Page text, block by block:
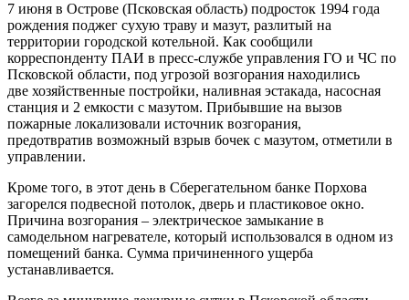
7 июня в Острове (Псковская область) подросток 1994 года
рождения поджег сухую траву и мазут, разлитый на
территории городской котельной. Как сообщили
корреспонденту ПАИ в пресс-службе управления ГО и ЧС по
Псковской области, под угрозой возгорания находились
две хозяйственные постройки, наливная эстакада, насосная
станция и 2 емкости с мазутом. Прибывшие на вызов
пожарные локализовали источник возгорания,
предотвратив возможный взрыв бочек с мазутом, отметили в
управлении.
Кроме того, в этот день в Сберегательном банке Порхова
загорелся подвесной потолок, дверь и пластиковое окно.
Причина возгорания – электрическое замыкание в
самодельном нагревателе, который использовался в одном из
помещений банка. Сумма причиненного ущерба
устанавливается.